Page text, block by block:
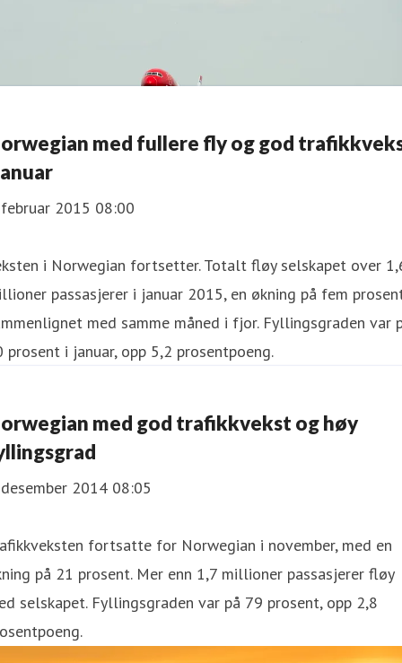
med fullere fly og god
2015 08:00
i Norwegian fortsetter. Totalt fløy selskapet over
passasjerer i januar 2015, en økning på fem
med samme måned i fjor. Fyllingsgraden var
prosent i januar, opp 5,2 prosentpoeng.
med god trafikkvekst og høy
2014 08:05
fortsatte for Norwegian i november, med en
på 21 prosent. Mer enn 1,7 millioner passasjerer fløy
selskapet. Fyllingsgraden var på 79 prosent, opp 2,8